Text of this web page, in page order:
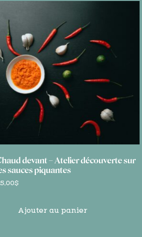
devant – Atelier découverte sur
sauces piquantes
$
Ajouter au panier